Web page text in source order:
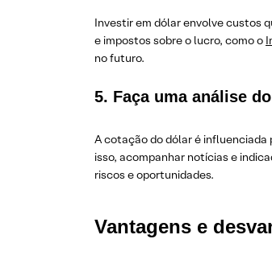
Investir em dólar envolve custos
e impostos sobre o lucro, como o
no futuro.
5. Faça uma análise
A cotação do dólar é influenciada
isso, acompanhar notícias e
riscos e oportunidades.
Vantagens e